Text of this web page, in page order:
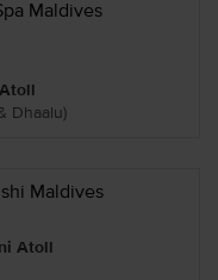
Maldives
Dhaalu)
Maldives
Atoll